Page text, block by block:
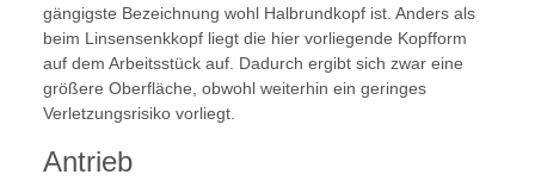
gängigste Bezeichnung wohl Halbrundkopf ist. Anders als
beim Linsensenkkopf liegt die hier vorliegende Kopfform
auf dem Arbeitsstück auf. Dadurch ergibt sich zwar eine
größere Oberfläche, obwohl weiterhin ein geringes
Verletzungsrisiko vorliegt.
Antrieb